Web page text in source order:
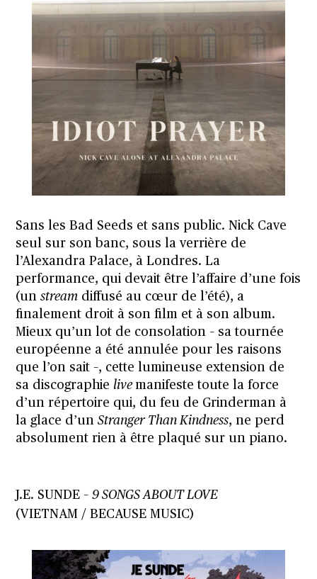
Sans les Bad Seeds et sans public. Nick Cave
seul sur son banc, sous la verrière de
l’Alexandra Palace, à Londres. La
performance, qui devait être l’affaire d’une fois
(unstream diffusé au cœur de l’été), a
finalement droit à son film et à son album.
Mieux qu’un lot de consolation – sa tournée
européenne a été annulée pour les raisons
que l’on sait –, cette lumineuse extension de
sa discographielivemanifeste toute la force
d’un répertoire qui, du feu de Grinderman à
la glace d’unStranger Than Kindness, ne perd
absolument rien à être plaqué sur un piano.
J.E. SUNDE –9 SONGS ABOUT LOVE
(VIETNAM / BECAUSE MUSIC)